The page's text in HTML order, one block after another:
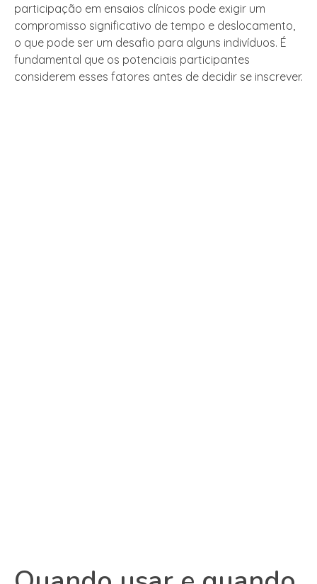
participação em ensaios clínicos pode exigir um
compromisso significativo de tempo e deslocamento,
o que pode ser um desafio para alguns indivíduos. É
fundamental que os potenciais participantes
considerem esses fatores antes de decidir se inscrever.